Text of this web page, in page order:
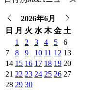
2026年6月
日
月 火 水 木 金 土
1
2 3 4 5
6
7
8 9 10 11 12 13
14 15 16 17 18 19 20
21 22 23 24 25 26 27
28 29 30